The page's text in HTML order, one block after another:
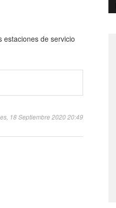
estaciones de servicio
18 Septiembre 2020 20:49